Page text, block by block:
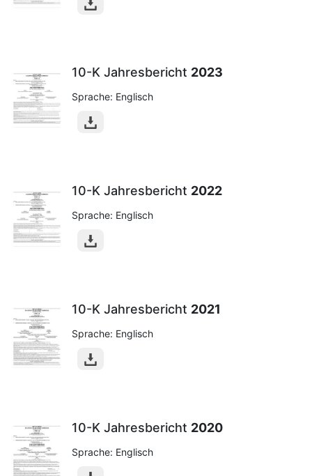
10-K Jahresbericht 2023
Sprache: Englisch
10-K Jahresbericht 2022
Sprache: Englisch
10-K Jahresbericht 2021
Sprache: Englisch
10-K Jahresbericht 2020
Sprache: Englisch